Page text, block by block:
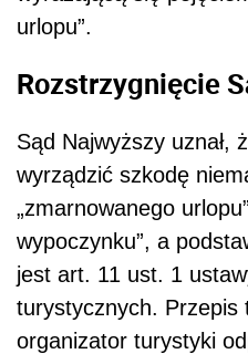
urlopu”.
Rozstrzygnięcie
Sąd Najwyższy uznał,
wyrządzić szkodę
„zmarnowanego
wypoczynku”, a
jest art. 11 ust. 1
turystycznych. Przepis
organizator turystyki